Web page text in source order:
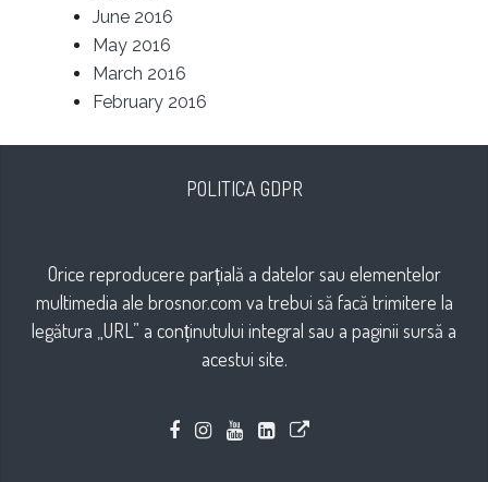
June 2016
May 2016
March 2016
February 2016
POLITICA GDPR
Orice reproducere parțială a datelor sau elementelor
multimedia ale brosnor.com va trebui să facă trimitere la
legătura „URL” a conținutului integral sau a paginii sursă a
acestui site.